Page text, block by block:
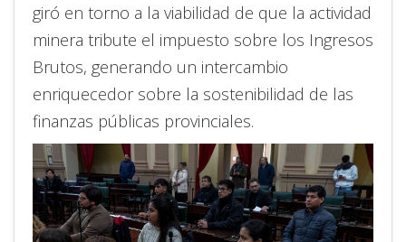
giró en torno a la viabilidad de que la actividad
minera tribute el impuesto sobre los Ingresos
Brutos, generando un intercambio
enriquecedor sobre la sostenibilidad de las
finanzas públicas provinciales.